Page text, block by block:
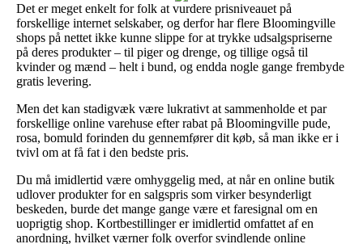
Det er meget enkelt for folk at vurdere prisniveauet på
forskellige internet selskaber, og derfor har flere Bloomingville
shops på nettet ikke kunne slippe for at trykke udsalgspriserne
på deres produkter – til piger og drenge, og tillige også til
kvinder og mænd – helt i bund, og endda nogle gange frembyde
gratis levering.
Men det kan stadigvæk være lukrativt at sammenholde et par
forskellige online varehuse efter rabat på Bloomingville pude,
rosa, bomuld forinden du gennemfører dit køb, så man ikke er i
tvivl om at få fat i den bedste pris.
Du må imidlertid være omhyggelig med, at når en online butik
udlover produkter for en salgspris som virker besynderligt
beskeden, burde det mange gange være et faresignal om en
uoprigtig shop. Kortbestillinger er imidlertid omfattet af en
anordning, hvilket værner folk overfor svindlende online